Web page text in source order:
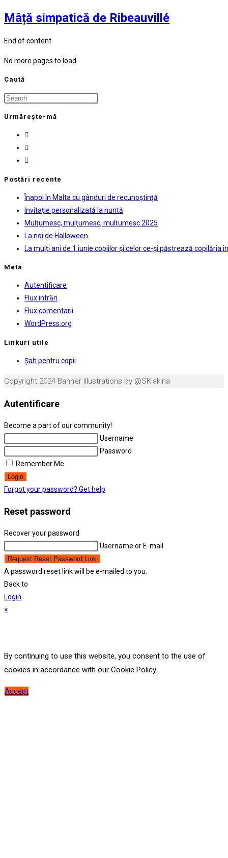
Mâță simpatică de Ribeauvillé
End of content
No more pages to load
Caută
Urmărește-mă
tab
new
tab
Postări recente
Înapoi în Malta cu gânduri de recunoștință
Invitație personalizată la nuntă
Mulțumesc, mulțumesc, mulțumesc 2025
La noi de Halloween
La mulți ani de 1 iunie copiilor și celor ce-și păstrează copilăria
Meta
Autentificare
Flux intrări
Flux comentarii
WordPress.org
Linkuri utile
Şah pentru copii
a
Copyright 2024 Banner illustrations by @SKlakina
Autentificare
Become a part of our community!
Username
Password
Remember Me
Login
Forgot your password? Get help
Reset password
Recover your password
Username or E-mail
Request Reset Password Link
A password reset link will be e-mailed to you.
Back to
Login
×
By continuing to use this website, you consent to the use of
cookies in accordance with our Cookie Policy.
Accept